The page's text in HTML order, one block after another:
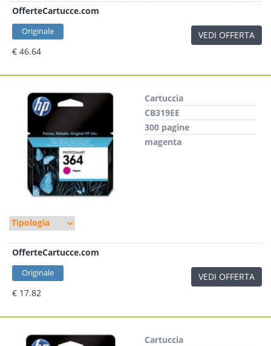
OfferteCartucce.com
Originale
€ 46.64
VEDI OFFERTA
Cartuccia
CB319EE
300 pagine
magenta
OfferteCartucce.com
Originale
€ 17.82
VEDI OFFERTA
Cartuccia